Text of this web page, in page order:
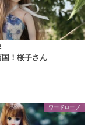
国！桜子さん
ワードローブ